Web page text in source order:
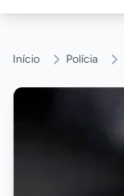
Início Polícia